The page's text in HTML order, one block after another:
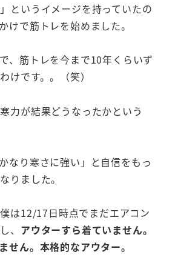
というイメージを持っていたの
けで筋トレを始めました。
、筋トレを今まで10年くらいず
けです。。（笑）
力が結果どうなったかという
なり寒さに強い」と自信をもっ
りました。
は12/17日時点でまだエアコン
、 アウターすら着ていません。
せん。本格的なアウター。